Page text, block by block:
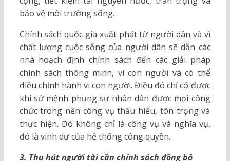
bảo vệ môi trường sống.
Chính sách quốc gia xuất phát từ người dân và vì
chất lượng cuộc sống của người dân sẽ dẫn các
nhà hoạch định chính sách đến các giải pháp
chính sách thông minh, vì con người và có thể
điều chỉnh hành vi con người. Điều đó chỉ có được
khi sứ mệnh phụng sự nhân dân được mọi công
chức trong nền công vụ thấu hiểu, tôn trọng và
thực hiện. Đó không chỉ là công vụ và nghĩa vụ,
đó là vinh dự của hệ thống công quyền.
3. Thu hút người tài cần chính sách đồng bộ